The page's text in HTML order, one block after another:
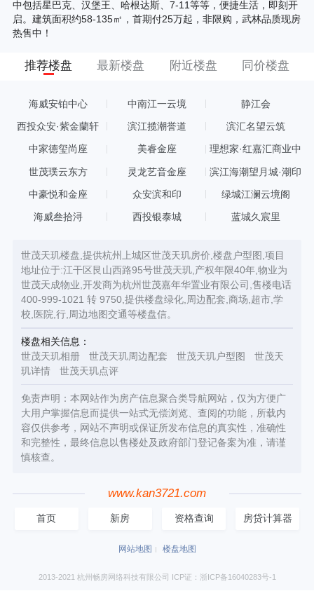
中包括星巴克、汉堡王、哈根达斯、7-11等等，便捷生活，即刻开
启。建筑面积约58-135㎡，首期付25万起，非限购，武林品质现房
热售中！
推荐楼盘 最新楼盘 附近楼盘 同价楼盘
海威安铂中心 中南江一云境 静江会
西投众安·紫金蘭轩 滨江揽潮誉道 滨汇名望云筑
中家德玺尚座 美睿金座
理想家·红嘉汇商业中
世茂璞云东方 灵龙艺音金座 滨江海潮望月城·潮印
中豪悦和金座 众安滨和印 绿城江澜云境阁
海威叁拾浔 西投银泰城 蓝城久宸里
世茂天玑楼盘,提供杭州上城区世茂天玑房价,楼盘户型图,项目
地址位于:江干区艮山西路95号世茂天玑,产权年限40年,物业为
世茂天成物业,开发商为杭州世茂嘉年华置业有限公司,售楼电话
400-999-1021 转 9750,提供楼盘绿化,周边配套,商场,超市,学
校,医院,行,周边地图交通等楼盘信。
楼盘相关信息：
世茂天玑相册
世茂天玑周边配套 世茂天玑户型图
世茂天
玑详情
世茂天玑点评
免责声明：本网站作为房产信息聚合类导航网站，仅为方便广
大用户掌握信息而提供一站式无偿浏览、查阅的功能，所载内
容仅供参考，网站不声明或保证所发布信息的真实性，准确性
和完整性，最终信息以售楼处及政府部门登记备案为准，请谨
慎核查。
www.kan3721.com
首页 新房 资格查询 房贷计算器
网站地图 楼盘地图
2013-2021 杭州畅房网络科技有限公司 ICP证：浙ICP备16040283号-1